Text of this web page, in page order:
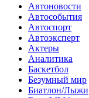
Автоновости
Автособытия
Автоспорт
Автоэксперт
Актеры
Аналитика
Баскетбол
Безумный мир
Биатлон/Лыжи